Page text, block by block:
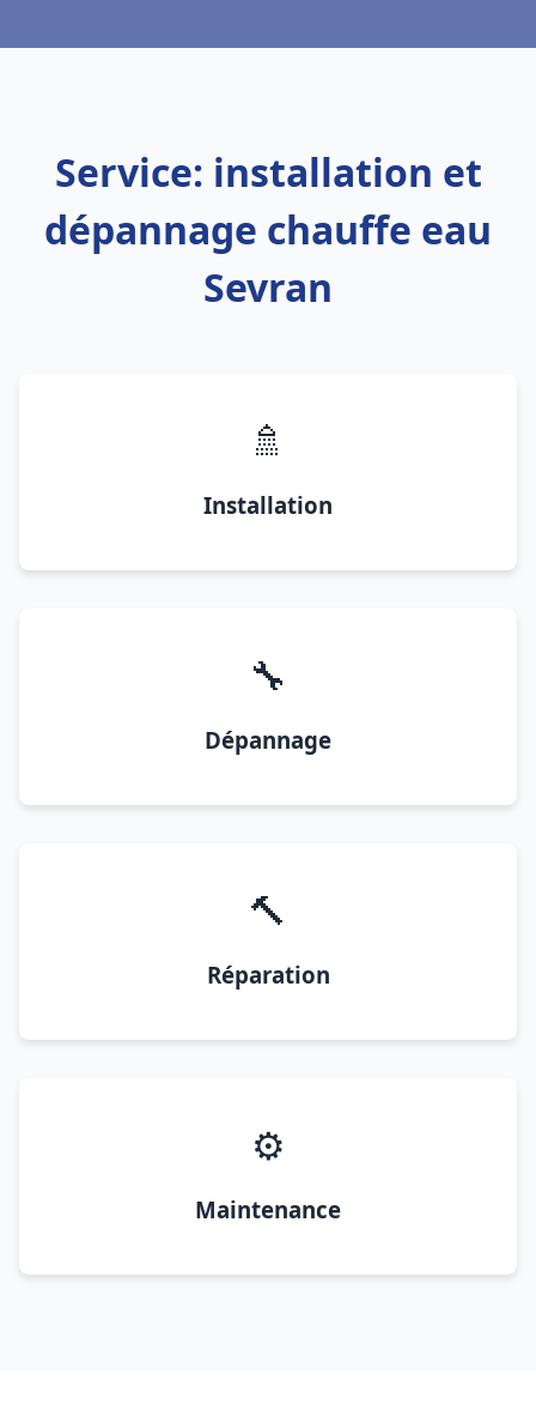
Service: installation et
dépannage chauffe eau
Sevran
🚿
Installation
🔧
Dépannage
🔨
Réparation
⚙️
Maintenance